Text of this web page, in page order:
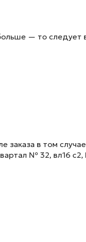
— то следует
в том
№ 32, вл16